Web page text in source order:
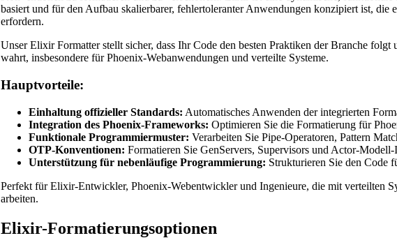
basiert und für den Aufbau skalierbarer, fehlertoleranter Anwendungen konzipiert ist,
erfordern.
Unser Elixir Formatter stellt sicher, dass Ihr Code den besten Praktiken der Branche
wahrt, insbesondere für Phoenix-Webanwendungen und verteilte Systeme.
Hauptvorteile:
Einhaltung offizieller Standards: Automatisches Anwenden der integrierten
Integration des Phoenix-Frameworks: Optimieren Sie die Formatierung für
Funktionale Programmiermuster: Verarbeiten Sie Pipe-Operatoren, Pattern
OTP-Konventionen: Formatieren Sie GenServers, Supervisors und Actor-
Unterstützung für nebenläufige Programmierung: Strukturieren Sie den Code
Perfekt für Elixir-Entwickler, Phoenix-Webentwickler und Ingenieure, die mit verteilten
arbeiten.
Elixir-Formatierungsoptionen